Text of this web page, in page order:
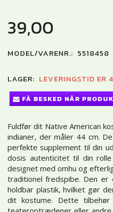
39,00
MODEL/VARENR.: 5518458
LAGER: LEVERINGSTID ER
FÅ BESKED NÅR
Fuldfør dit Native American
indianer, der måler 44 cm.
perfekte supplement til din
dosis autenticitet til din
designet med omhu og
traditionel fredspibe. Den
holdbar plastik, hvilket gør
dit kostume. Dette